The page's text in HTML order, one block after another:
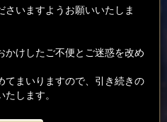
いますようお願いいたしま
けしたご不便とご迷惑を改め
てまいりますので、引き続きの
します。